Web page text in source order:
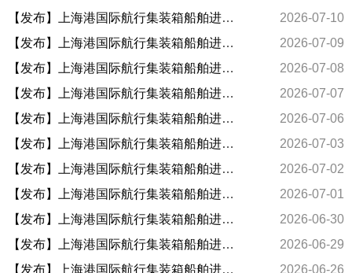
【发布】上海港国际航行集装箱船舶进出港安全准点预报指数（7.10）
2026-07-10
【发布】上海港国际航行集装箱船舶进出港安全准点预报指数（7.9）
2026-07-09
【发布】上海港国际航行集装箱船舶进出港安全准点预报指数（7.8）
2026-07-08
【发布】上海港国际航行集装箱船舶进出港安全准点预报指数（7.7）
2026-07-07
【发布】上海港国际航行集装箱船舶进出港安全准点预报指数（7.4-7.6）
2026-07-06
【发布】上海港国际航行集装箱船舶进出港安全准点预报指数（7.3）
2026-07-03
【发布】上海港国际航行集装箱船舶进出港安全准点预报指数（7.2）
2026-07-02
【发布】上海港国际航行集装箱船舶进出港安全准点预报指数（7.1）
2026-07-01
【发布】上海港国际航行集装箱船舶进出港安全准点预报指数（6.30）
2026-06-30
【发布】上海港国际航行集装箱船舶进出港安全准点预报指数（6.27-6.29）
2026-06-29
【发布】上海港国际航行集装箱船舶进出港安全准点预报指数（6.26）
2026-06-26